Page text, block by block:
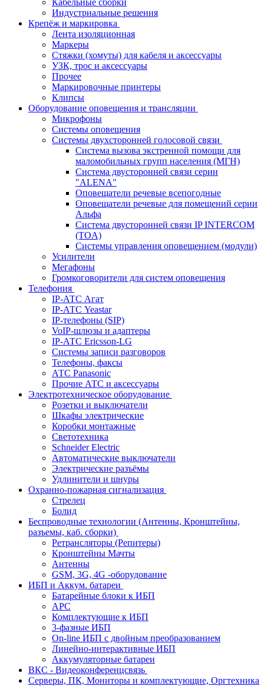
Кабельные сборки
Индустриальные решения
Крепёж и маркировка
Лента изоляционная
Маркеры
Стяжки (хомуты) для кабеля и аксессуары
УЗК, трос и аксессуары
Прочее
Маркировочные принтеры
Клипсы
Оборудование оповещения и трансляции
Микрофоны
Системы оповещения
Системы двухсторонней голосовой связи
Система вызова экстренной помощи для
маломобильных групп населения (МГН)
Система двусторонней связи серии
"ALENA"
Оповещатели речевые всепогодные
Оповещатели речевые для помещений серии
Альфа
Система двусторонней связи IP INTERCOM
(TOA)
Системы управления оповещением (модули)
Усилители
Мегафоны
Громкоговорители для систем оповещения
Телефония
IP-АТС Агат
IP-АТС Yeastar
IP-телефоны (SIP)
VoIP-шлюзы и адаптеры
IP-АТС Ericsson-LG
Системы записи разговоров
Телефоны, факсы
АТС Panasonic
Прочие АТС и аксессуары
Электротехническое оборудование
Розетки и выключатели
Шкафы электрические
Коробки монтажные
Светотехника
Schneider Electric
Автоматические выключатели
Электрические разъёмы
Удлинители и шнуры
Охранно-пожарная сигнализация
Стрелец
Болид
Беспроводные технологии (Антенны, Кронштейны,
разъемы, каб. сборки)
Ретрансляторы (Репитеры)
Кронштейны Мачты
Антенны
GSM, 3G, 4G -оборудование
ИБП и Аккум. батареи
Батарейные блоки к ИБП
APC
Комплектующие к ИБП
3-фазные ИБП
On-line ИБП с двойным преобразованием
Линейно-интерактивные ИБП
Аккумуляторные батареи
ВКС - Видеоконференцсвязь
Серверы, ПК, Мониторы и комплектующие, Оргтехника